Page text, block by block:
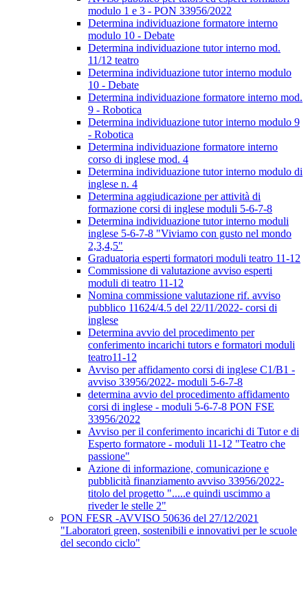
modulo 1 e 3 - PON 33956/2022
Determina individuazione formatore interno
modulo 10 - Debate
Determina individuazione tutor interno mod.
11/12 teatro
Determina individuazione tutor interno modulo
10 - Debate
Determina individuazione formatore interno mod.
9 - Robotica
Determina individuazione tutor interno modulo 9
- Robotica
Determina individuazione formatore interno
corso di inglese mod. 4
Determina individuazione tutor interno modulo di
inglese n. 4
Determina aggiudicazione per attività di
formazione corsi di inglese moduli 5-6-7-8
Determina individuazione tutor interno moduli
inglese 5-6-7-8 "Viviamo con gusto nel mondo
2,3,4,5"
Graduatoria esperti formatori moduli teatro 11-12
Commissione di valutazione avviso esperti
moduli di teatro 11-12
Nomina commissione valutazione rif. avviso
pubblico 11624/4.5 del 22/11/2022- corsi di
inglese
Determina avvio del procedimento per
conferimento incarichi tutors e formatori moduli
teatro11-12
Avviso per affidamento corsi di inglese C1/B1 -
avviso 33956/2022- moduli 5-6-7-8
determina avvio del procedimento affidamento
corsi di inglese - moduli 5-6-7-8 PON FSE
33956/2022
Avviso per il conferimento incarichi di Tutor e di
Esperto formatore - moduli 11-12 "Teatro che
passione"
Azione di informazione, comunicazione e
pubblicità finanziamento avviso 33956/2022-
titolo del progetto ".....e quindi uscimmo a
riveder le stelle 2"
PON FESR -AVVISO 50636 del 27/12/2021
"Laboratori green, sostenibili e innovativi per le scuole
del secondo ciclo"